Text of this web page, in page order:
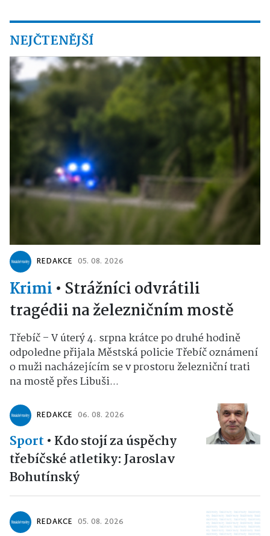
NEJČTENĚJŠÍ
REDAKCE 05. 08. 2026
Krimi • Strážníci odvrátili
tragédii na železničním mostě
Třebíč – V úterý 4. srpna krátce po druhé hodině
odpoledne přijala Městská policie Třebíč oznámení
o muži nacházejícím se v prostoru železniční trati
na mostě přes Libuši...
REDAKCE 06. 08. 2026
Sport • Kdo stojí za úspěchy
třebíčské atletiky: Jaroslav
Bohutínský
REDAKCE 05. 08. 2026